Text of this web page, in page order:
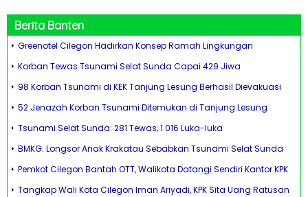
Berita Banten
Greenotel Cilegon Hadirkan Konsep Ramah Lingkungan
Korban Tewas Tsunami Selat Sunda Capai 429 Jiwa
98 Korban Tsunami di KEK Tanjung Lesung Berhasil Dievakuasi
52 Jenazah Korban Tsunami Ditemukan di Tanjung Lesung
Tsunami Selat Sunda: 281 Tewas, 1.016 Luka-luka
BMKG: Longsor Anak Krakatau Sebabkan Tsunami Selat Sunda
Pemkot Cilegon Bantah OTT, Walikota Datangi Sendiri Kantor KPK
Tangkap Wali Kota Cilegon Iman Ariyadi, KPK Sita Uang Ratusan